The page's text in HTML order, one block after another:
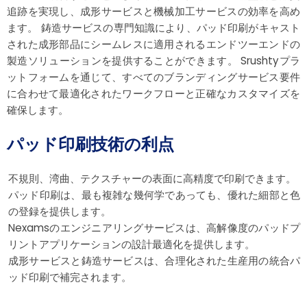
追跡を実現し、成形サービスと機械加工サービスの効率を高め
ます。 鋳造サービスの専門知識により、パッド印刷がキャスト
された成形部品にシームレスに適用されるエンドツーエンドの
製造ソリューションを提供することができます。 Srushtyプラ
ットフォームを通じて、すべてのブランディングサービス要件
に合わせて最適化されたワークフローと正確なカスタマイズを
確保します。
パッド印刷技術の利点
不規則、湾曲、テクスチャーの表面に高精度で印刷できます。
パッド印刷は、最も複雑な幾何学であっても、優れた細部と色
の登録を提供します。
Nexamsのエンジニアリングサービスは、高解像度のパッドプ
リントアプリケーションの設計最適化を提供します。
成形サービスと鋳造サービスは、合理化された生産用の統合パ
ッド印刷で補完されます。